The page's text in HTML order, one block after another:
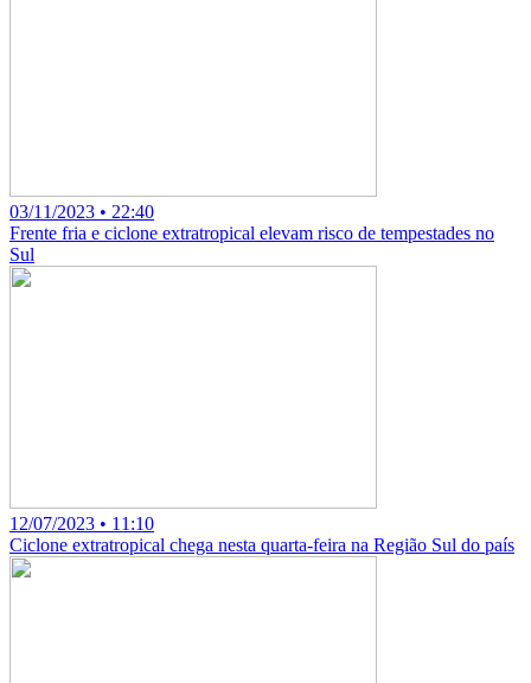
03/11/2023 • 22:40
Frente fria e ciclone extratropical elevam risco de tempestades no
Sul
12/07/2023 • 11:10
Ciclone extratropical chega nesta quarta-feira na Região Sul do país